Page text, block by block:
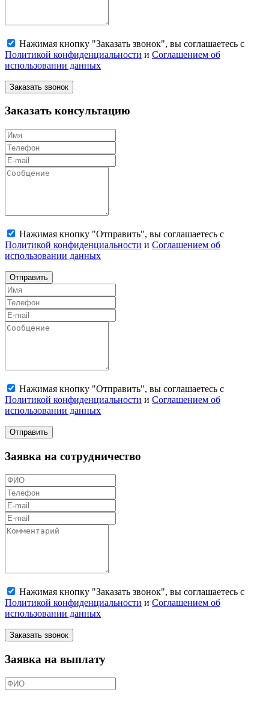
Нажимая кнопку "Заказать звонок", вы соглашаетесь с
Политикой конфиденциальности и Соглашением об
использовании данных
Заказать звонок
Заказать консультацию
Нажимая кнопку "Отправить", вы соглашаетесь с
Политикой конфиденциальности и Соглашением об
использовании данных
Отправить
Нажимая кнопку "Отправить", вы соглашаетесь с
Политикой конфиденциальности и Соглашением об
использовании данных
Отправить
Заявка на сотрудничество
Нажимая кнопку "Заказать звонок", вы соглашаетесь с
Политикой конфиденциальности и Соглашением об
использовании данных
Заказать звонок
Заявка на выплату